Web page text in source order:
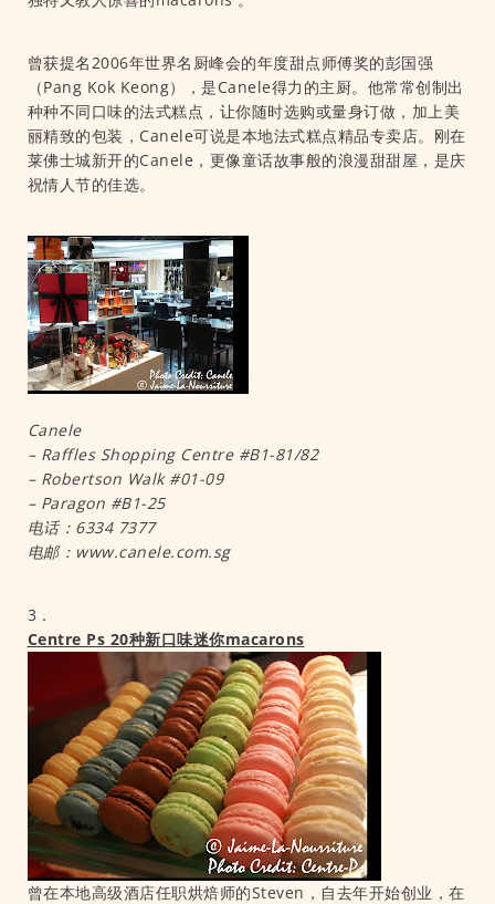
曾获提名2006年世界名厨峰会的年度甜点师傅奖的彭国强
（Pang Kok Keong），是Canele得力的主厨。他常常创制出
种种不同口味的法式糕点，让你随时选购或量身订做，加上美
丽精致的包装，Canele可说是本地法式糕点精品专卖店。刚在
莱佛士城新开的Canele，更像童话故事般的浪漫甜甜屋，是庆
祝情人节的佳选。
Canele
– Raffles Shopping Centre #B1-81/82
– Robertson Walk #01-09
– Paragon #B1-25
电话：6334 7377
电邮：www.canele.com.sg
3．
Centre Ps 20种新口味迷你macarons
曾在本地高级酒店任职烘焙师的Steven，自去年开始创业，在